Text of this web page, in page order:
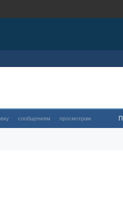
сообщениям просмотрам